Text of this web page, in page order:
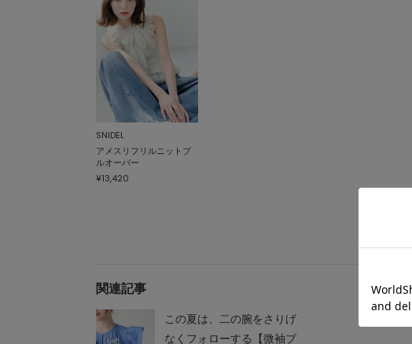
SNIDEL
アメスリフリルニットプ
ルオーバー
¥13,420
関連記事
この夏は、二の腕をさりげ
なくフォローする【微袖ブ